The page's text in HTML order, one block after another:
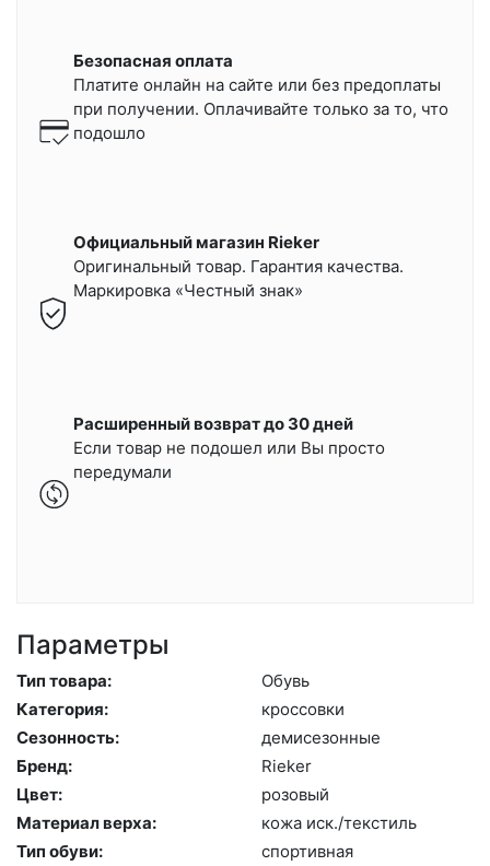
Безопасная оплата
Платите онлайн на сайте или без предоплаты
при получении. Оплачивайте только за то, что
подошло
Официальный магазин Rieker
Оригинальный товар. Гарантия качества.
Маркировка «Честный знак»
Расширенный возврат до 30 дней
Если товар не подошел или Вы просто
передумали
Параметры
Тип товара:
Обувь
Категория:
крос­совки
Сезонность:
де­мисе­зон­ные
Бренд:
Ri­eker
Цвет:
ро­зовый
Материал верха:
ко­жа иск./текс­тиль
Тип обуви:
спор­тивная